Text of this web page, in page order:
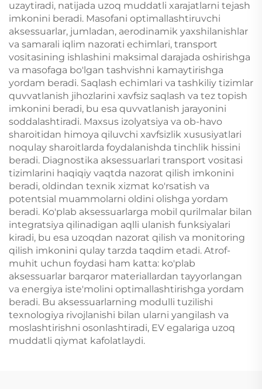
uzaytiradi, natijada uzoq muddatli xarajatlarni tejash
imkonini beradi. Masofani optimallashtiruvchi
aksessuarlar, jumladan, aerodinamik yaxshilanishlar
va samarali iqlim nazorati echimlari, transport
vositasining ishlashini maksimal darajada oshirishga
va masofaga bo'lgan tashvishni kamaytirishga
yordam beradi. Saqlash echimlari va tashkiliy tizimlar
quvvatlanish jihozlarini xavfsiz saqlash va tez topish
imkonini beradi, bu esa quvvatlanish jarayonini
soddalashtiradi. Maxsus izolyatsiya va ob-havo
sharoitidan himoya qiluvchi xavfsizlik xususiyatlari
noqulay sharoitlarda foydalanishda tinchlik hissini
beradi. Diagnostika aksessuarlari transport vositasi
tizimlarini haqiqiy vaqtda nazorat qilish imkonini
beradi, oldindan texnik xizmat ko'rsatish va
potentsial muammolarni oldini olishga yordam
beradi. Ko'plab aksessuarlarga mobil qurilmalar bilan
integratsiya qilinadigan aqlli ulanish funksiyalari
kiradi, bu esa uzoqdan nazorat qilish va monitoring
qilish imkonini qulay tarzda taqdim etadi. Atrof-
muhit uchun foydasi ham katta: ko'plab
aksessuarlar barqaror materiallardan tayyorlangan
va energiya iste'molini optimallashtirishga yordam
beradi. Bu aksessuarlarning modulli tuzilishi
texnologiya rivojlanishi bilan ularni yangilash va
moslashtirishni osonlashtiradi, EV egalariga uzoq
muddatli qiymat kafolatlaydi.